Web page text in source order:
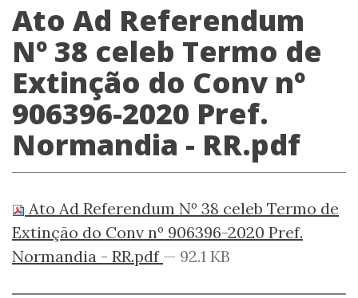
Ato Ad Referendum
Nº 38 celeb Termo de
Extinção do Conv nº
906396-2020 Pref.
Normandia - RR.pdf
Ato Ad Referendum Nº 38 celeb Termo de
Extinção do Conv nº 906396-2020 Pref.
Normandia - RR.pdf — 92.1 KB